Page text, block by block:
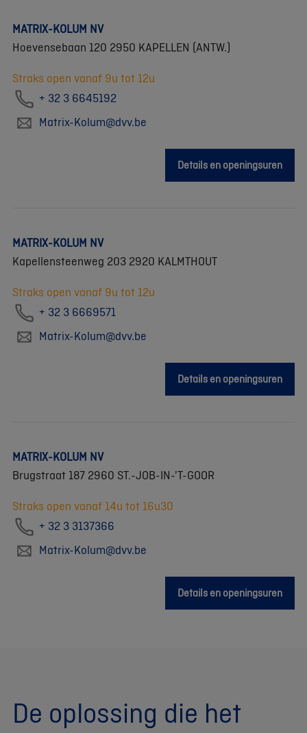
MATRIX-KOLUM NV
Hoevensebaan 120 2950 KAPELLEN (ANTW.)
Straks open vanaf 9u tot 12u
+ 32 3 6645192
Matrix-Kolum@dvv.be
Details en openingsuren
MATRIX-KOLUM NV
Kapellensteenweg 203 2920 KALMTHOUT
Straks open vanaf 9u tot 12u
+ 32 3 6669571
Matrix-Kolum@dvv.be
Details en openingsuren
MATRIX-KOLUM NV
Brugstraat 187 2960 ST.-JOB-IN-'T-GOOR
Straks open vanaf 14u tot 16u30
+ 32 3 3137366
Matrix-Kolum@dvv.be
Details en openingsuren
De oplossing die het